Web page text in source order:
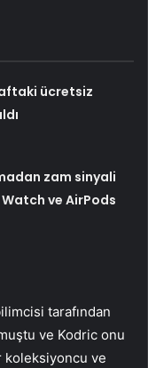
ücretsiz
zam sinyali
ve AirPods
tarafından
ve Kodric onu
koleksiyoncu ve